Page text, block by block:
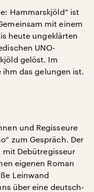
Hammarskjöld“ ist
mit einem
heute ungeklärten
UNO-
gelöst. Im
das gelungen ist.
und Regisseure
zum Gespräch. Der
mit Debütregisseur
eigenen Roman
Leinwand
über eine deutsch-